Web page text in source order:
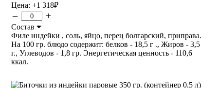
Цена: +1 318₽
– +
Состав
Филе индейки , соль, яйцо, перец болгарский, приправа.
На 100 гр. блюдо содержит: белков - 18,5 г ., Жиров - 3,5
г., Углеводов - 1,8 гр. Энергетическая ценность - 110,6
ккал.